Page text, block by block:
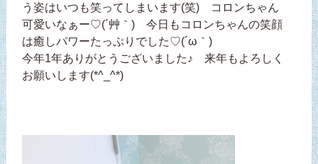
う姿はいつも笑ってしまいます(笑) コロンちゃん
可愛いなぁー♡(´艸｀) 今日もコロンちゃんの笑顔
は癒しパワーたっぷりでした♡(´ω｀)
今年1年ありがとうございました♪ 来年もよろしく
お願いします(*^_^*)